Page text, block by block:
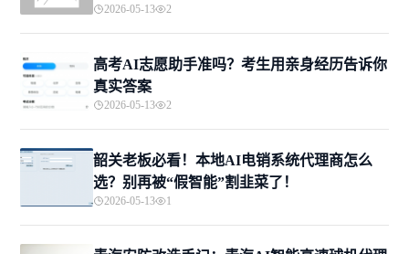
2026-05-13 2
高考AI志愿助手准吗？考生用亲身经历告诉你
真实答案
2026-05-13 2
韶关老板必看！本地AI电销系统代理商怎么
选？别再被“假智能”割韭菜了！
2026-05-13 1